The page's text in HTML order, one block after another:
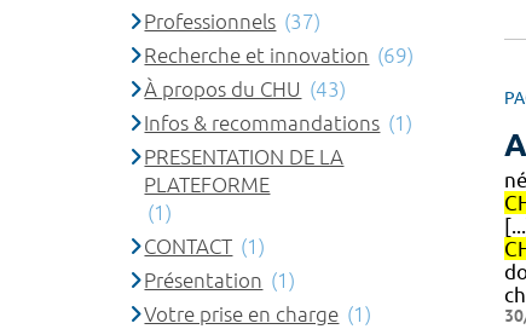
Professionnels (37)
Recherche et innovation (69)
À propos du CHU (43)
Infos & recommandations (1)
PRESENTATION DE LA
PLATEFORME
(1)
CONTACT (1)
Présentation (1)
Votre prise en charge (1)